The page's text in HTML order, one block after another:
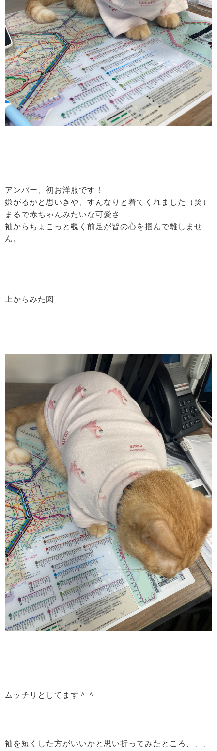
アンバー、初お洋服です！
嫌がるかと思いきや、すんなりと着てくれました（笑）
まるで赤ちゃんみたいな可愛さ！
袖からちょこっと覗く前足が皆の心を掴んで離しませ
ん。
上からみた図
ムッチリとしてます＾＾
袖を短くした方がいいかと思い折ってみたところ、、、